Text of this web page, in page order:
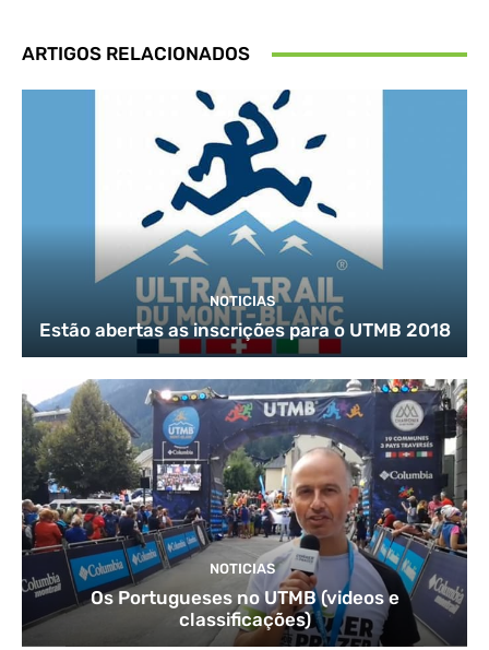
ARTIGOS RELACIONADOS
NOTICIAS
Estão abertas as inscrições para o UTMB 2018
NOTICIAS
Os Portugueses no UTMB (videos e
classificações)